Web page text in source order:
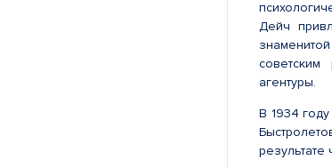
Дейч
агентуры.
В 1934
результате